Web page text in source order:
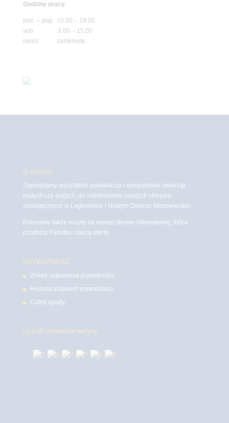
Godziny pracy
pon. – piąt. 10.00 – 19.00
sob. 8.00 – 15.00
niedz. zamknięte
O witrynie
Zapraszamy wszystkich posiadaczy i sympatyków zwierząt
małych czy dużych, do odwiedzenia naszych sklepów
zoologicznych w Legionowie i Nowym Dworze Mazowieckim
Polecamy także wizytę na naszej stronie internetowej, która
przybliży Państwu naszą ofertę.
PRYWATNOŚĆ
Zmień ustawienia prywatności
Historia ustawień prywatności
Cofnij zgody
Licznik odwiedzin witryny